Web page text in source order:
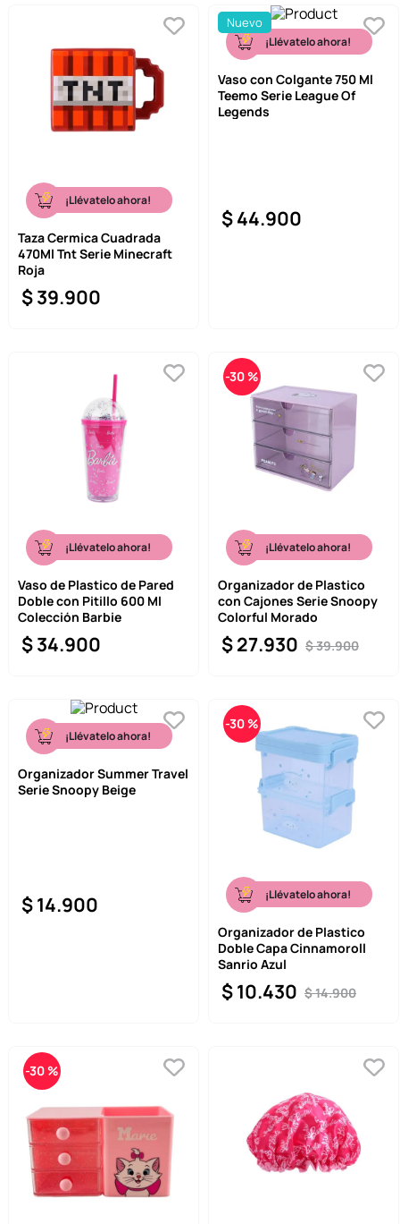
¡Llévatelo ahora!
Taza Cermica Cuadrada
470Ml Tnt Serie Minecraft
Roja
$39.900
Nuevo
¡Llévatelo ahora!
Vaso con Colgante 750 Ml
Teemo Serie League Of
Legends
$44.900
¡Llévatelo ahora!
Vaso de Plastico de Pared
Doble con Pitillo 600 Ml
Colección Barbie
$34.900
-30 %
¡Llévatelo ahora!
Organizador de Plastico
con Cajones Serie Snoopy
Colorful Morado
$39.900
$27.930
¡Llévatelo ahora!
Organizador Summer Travel
Serie Snoopy Beige
$14.900
-30 %
¡Llévatelo ahora!
Organizador de Plastico
Doble Capa Cinnamoroll
Sanrio Azul
$14.900
$10.430
-30 %